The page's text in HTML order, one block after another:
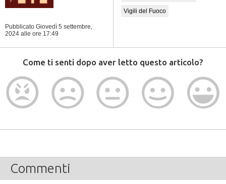
Pubblicato Giovedì 5 settembre,
2024 alle ore 17:49
Vigili del Fuoco
Come ti senti dopo aver letto questo articolo?
Commenti